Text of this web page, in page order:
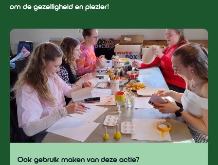
om de gezelligheid en plezier!
Ook gebruik maken van deze actie?